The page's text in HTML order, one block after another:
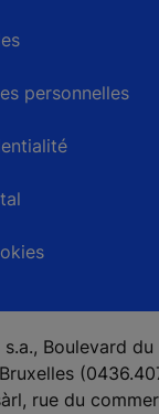
personnelles
s.a., Boulevard
rue du